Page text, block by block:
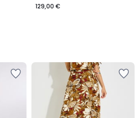
129,00 €